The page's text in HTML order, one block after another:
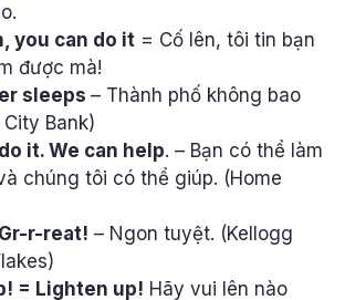
you can do it = Cố lên, tôi tin bạn
được mà!
sleeps – Thành phố không bao
Bank)
it. We can help. – Bạn có thể làm
chúng tôi có thể giúp. (Home
r-reat! – Ngon tuyệt. (Kellogg
= Lighten up! Hãy vui lên nào